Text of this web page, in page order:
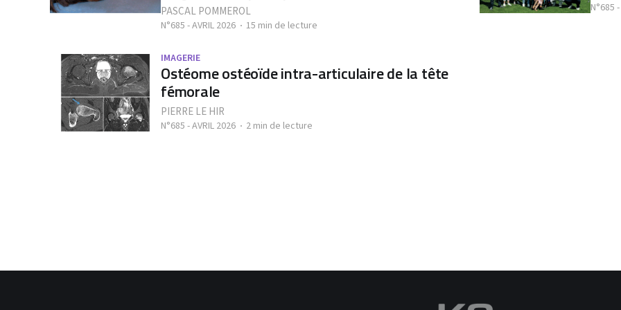
PASCAL POMMEROL
N°685 - AVRIL 2026 15 min de lecture
N°685
IMAGERIE
Ostéome ostéoïde intra-articulaire de la tête
fémorale
PIERRE LE HIR
N°685 - AVRIL 2026 2 min de lecture